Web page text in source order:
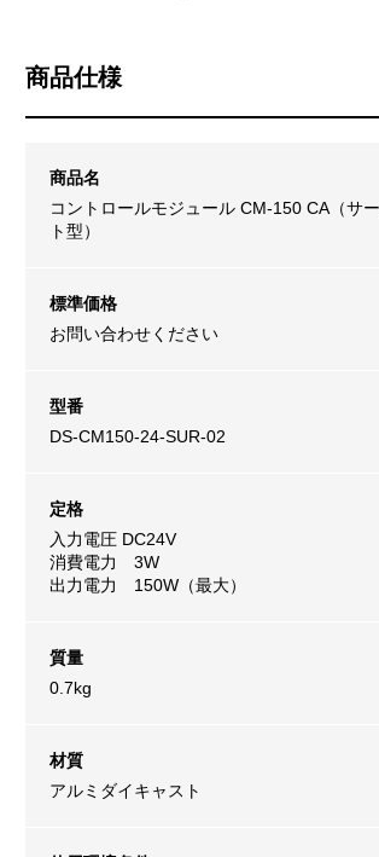
商品仕様
商品名
コントロールモジュール CM-150 CA（サ
ト型）
標準価格
お問い合わせください
型番
DS-CM150-24-SUR-02
定格
入力電圧 DC24V
消費電力 3W
出力電力 150W（最大）
質量
0.7kg
材質
アルミダイキャスト